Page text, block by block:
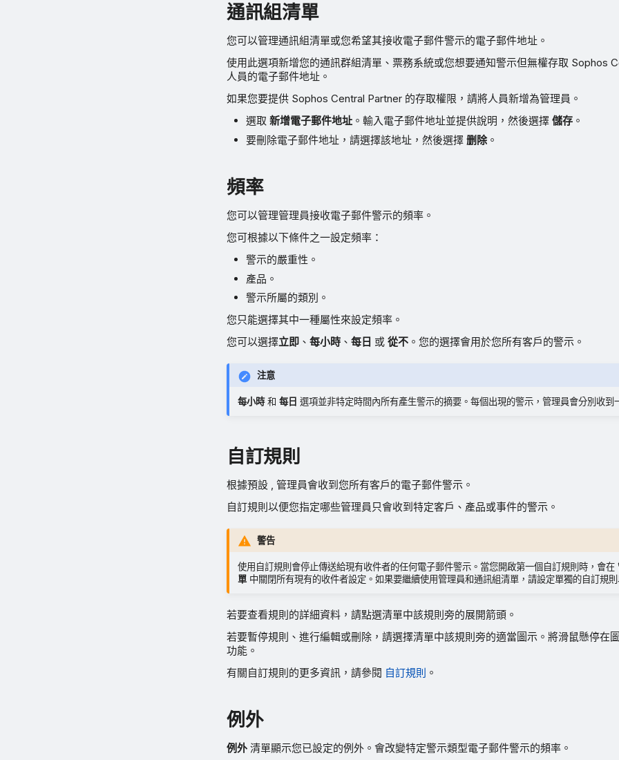
通訊組清單
您可以管理通訊組清單或您希望其接收電子郵件警示的電子郵件地址。
使用此選項新增您的通訊群組清單、票務系統或您想要通知警示但無權存取 Sophos
人員的電子郵件地址。
如果您要提供 Sophos Central Partner 的存取權限，請將人員新增為管理員。
選取新增電子郵件地址 。輸入電子郵件地址並提供說明，然後選擇儲存 。
要刪除電子郵件地址，請選擇該地址，然後選擇删除。
頻率
您可以管理管理員接收電子郵件警示的頻率。
您可根據以下條件之一設定頻率：
警示的嚴重性。
產品。
警示所屬的類別。
您只能選擇其中一種屬性來設定頻率。
您可以選擇立即 、 每小時 、 每日 或 從不 。您的選擇會用於您所有客戶的警示。
注意
每小時和 每日 選項並非特定時間內所有產生警示的摘要。每個出現的警示，管理員會分別收到
自訂規則
根據預設 , 管理員會收到您所有客戶的電子郵件警示。
自訂規則以便您指定哪些管理員只會收到特定客戶、產品或事件的警示。
警告
使用自訂規則會停止傳送給現有收件者的任何電子郵件警示。當您開啟第一個自訂規則時，會在
單 中關閉所有現有的收件者設定。如果要繼續使用管理員和通訊組清單，請設定單獨的自訂規則
若要查看規則的詳細資料，請點選清單中該規則旁的展開箭頭。
若要暫停規則、進行編輯或刪除，請選擇清單中該規則旁的適當圖示。將滑鼠懸停在
功能。
有關自訂規則的更多資訊，請參閱 自訂規則 。
例外
例外 清單顯示您已設定的例外。會改變特定警示類型電子郵件警示的頻率。